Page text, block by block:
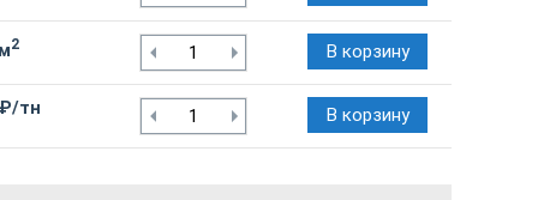
2 В корзину
тн В корзину